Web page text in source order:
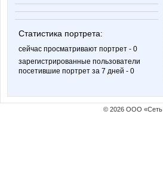
Статистика портрета:
сейчас просматривают портрет - 0
зарегистрированные пользователи
посетившие портрет за 7 дней - 0
© 2026 ООО «Сеть